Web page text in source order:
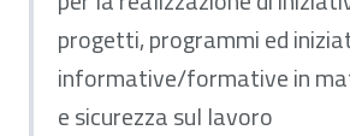
progetti, programmi ed
informative/formative in
e sicurezza sul lavoro